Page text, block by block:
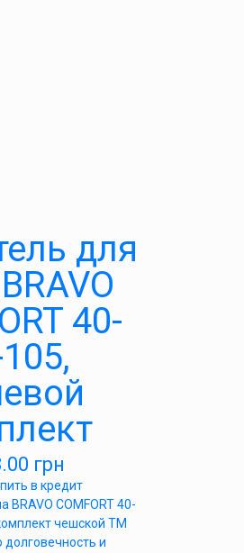
для
40-
грн
в кредит
BRAVO COMFORT 40-
чешской ТМ
долговечность и